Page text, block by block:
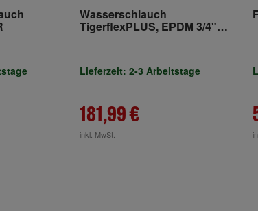
Wasserschlauch
TigerflexPLUS, EPDM 3/4"
Lieferzeit: 2-3 Arbeitstage
181,99 €
inkl. MwSt.